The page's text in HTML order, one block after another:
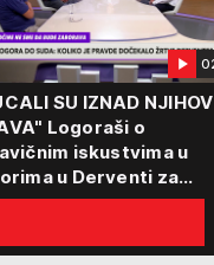
SU IZNAD
Logoraši o
iskustvima u
u Derventi za
"Puls Srbije
je počela velika